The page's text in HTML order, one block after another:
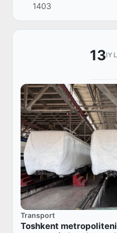
1403
13
Transport
Toshkent